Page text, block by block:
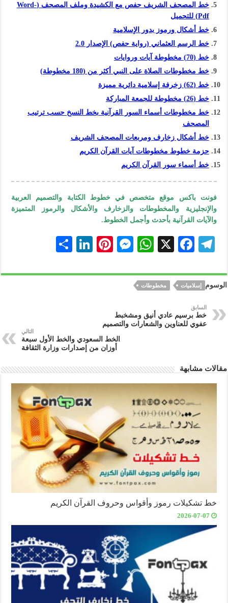
خط المصحف الشريف حفص مع الكشيدة وملف المصحف (Word-
Pdf) للتحميل
خط أشكال ورموز بدور الإسلامية
خط الرسم العثماني (رواية حفص) الإصدار 2.0
خط (70) مخطوطة آيات وروايات
خط مخطوطات الصلاة على النبي أكثر من (180 مخطوطة)
خط (62) زخرفة إسلامية دائرية مميزة
خط (26) مخطوطة للجمعة المباركة
خط مخطوطات أسماء السور القرآنية بخط النسخ حسب ترتيب
المصحف
خط أشكال زخارف ومربعات المصحف الشريف
حزمة خطوط مخطوطات آيات القرآن الكريم
خط أسماء سور القرآن الكريم
فونت باكس موقع متخصص في خطوط الكتابة والتصميم العربية
والإنجليزية والمخطوطات والزخارف والأشكال والرموز المتميزة
والآيات القرآنية بأحدث وأجمل الخطوط.
Te
gr
a
m
F
eb
oo
k
X
W
at
s
A
p
M
se
ge
r
Pi
er
Li
ke
ar
الوسوم إسلاميات مخطوطات
السابق
خط برسيم عادي أنيق ومشخبط
عفوي للعناوين والشعارات والتصميم
التالي
الخط السعودي والخط الأول سبعة
أوزان من إصدارات وزارة الثقافة
مقالات مشابهة
خط تشكيلات رموز وأقواس وحروف القرآن الكريم
2026-07-07